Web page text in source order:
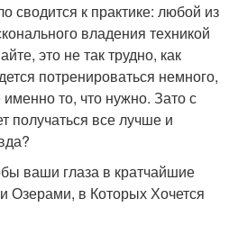
сводится к практике: любой из
владения техникой
это не так трудно, как
потренироваться немного,
то, что нужно. Зато с
получаться все лучше и
ваши глаза в кратчайшие
Озерами, в Которых Хочется